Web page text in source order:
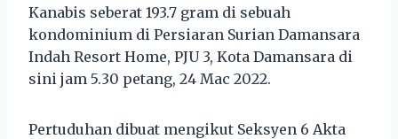
Kanabis seberat 193.7 gram di sebuah
kondominium di Persiaran Surian Damansara
Indah Resort Home, PJU 3, Kota Damansara di
sini jam 5.30 petang, 24 Mac 2022.
Pertuduhan dibuat mengikut Seksyen 6 Akta